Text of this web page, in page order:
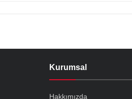
Kurumsal
Hakkımızda